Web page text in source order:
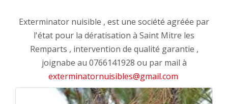
Exterminator nuisible , est une société agréée par
l'état pour la dératisation à Saint Mitre les
Remparts , intervention de qualité garantie ,
joignabe au 0766141928 ou par mail à
exterminatornuisibles@gmail.com